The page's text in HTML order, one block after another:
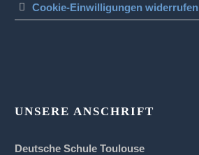
Cookie-Einwilligungen widerrufen
UNSERE ANSCHRIFT
Deutsche Schule Toulouse